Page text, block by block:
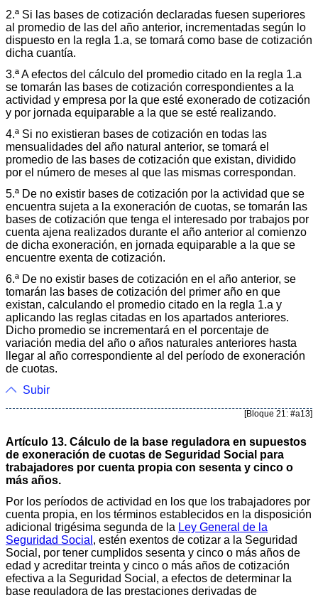
2.ª Si las bases de cotización declaradas fuesen superiores
al promedio de las del año anterior, incrementadas según lo
dispuesto en la regla 1.a, se tomará como base de cotización
dicha cuantía.
3.ª A efectos del cálculo del promedio citado en la regla 1.a
se tomarán las bases de cotización correspondientes a la
actividad y empresa por la que esté exonerado de cotización
y por jornada equiparable a la que se esté realizando.
4.ª Si no existieran bases de cotización en todas las
mensualidades del año natural anterior, se tomará el
promedio de las bases de cotización que existan, dividido
por el número de meses al que las mismas correspondan.
5.ª De no existir bases de cotización por la actividad que se
encuentra sujeta a la exoneración de cuotas, se tomarán las
bases de cotización que tenga el interesado por trabajos por
cuenta ajena realizados durante el año anterior al comienzo
de dicha exoneración, en jornada equiparable a la que se
encuentre exenta de cotización.
6.ª De no existir bases de cotización en el año anterior, se
tomarán las bases de cotización del primer año en que
existan, calculando el promedio citado en la regla 1.a y
aplicando las reglas citadas en los apartados anteriores.
Dicho promedio se incrementará en el porcentaje de
variación media del año o años naturales anteriores hasta
llegar al año correspondiente al del período de exoneración
de cuotas.
Subir
[Bloque 21: #a13]
Artículo 13. Cálculo de la base reguladora en supuestos
de exoneración de cuotas de Seguridad Social para
trabajadores por cuenta propia con sesenta y cinco o
más años.
Por los períodos de actividad en los que los trabajadores por
cuenta propia, en los términos establecidos en la disposición
adicional trigésima segunda de la Ley General de la
Seguridad Social , estén exentos de cotizar a la Seguridad
Social, por tener cumplidos sesenta y cinco o más años de
edad y acreditar treinta y cinco o más años de cotización
efectiva a la Seguridad Social, a efectos de determinar la
base reguladora de las prestaciones derivadas de